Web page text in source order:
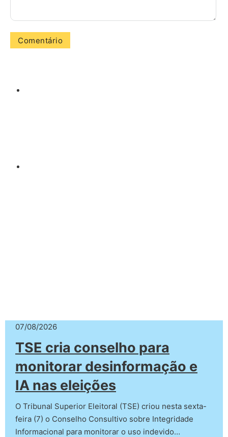
07/08/2026
TSE cria conselho para
monitorar desinformação e
IA nas eleições
O Tribunal Superior Eleitoral (TSE) criou nesta sexta-
feira (7) o Conselho Consultivo sobre Integridade
Informacional para monitorar o uso indevido…